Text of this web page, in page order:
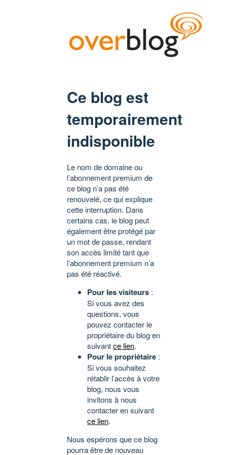
Ce blog est
temporairement
indisponible
Le nom de domaine ou
l’abonnement premium de
ce blog n’a pas été
renouvelé, ce qui explique
cette interruption. Dans
certains cas, le blog peut
également être protégé par
un mot de passe, rendant
son accès limité tant que
l’abonnement premium n’a
pas été réactivé.
Pour les visiteurs :
Si vous avez des
questions, vous
pouvez contacter le
propriétaire du blog en
suivantce lien.
Pour le propriétaire :
Si vous souhaitez
rétablir l’accès à votre
blog, nous vous
invitons à nous
contacter en suivant
ce lien.
Nous espérons que ce blog
pourra être de nouveau